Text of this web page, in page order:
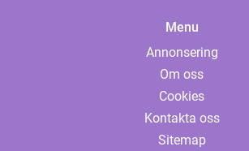
Menu
Annonsering
Om oss
Cookies
Kontakta oss
Sitemap